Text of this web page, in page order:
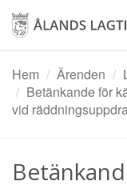
Hoppa
huvudinnehåll
Hem
Ärenden
Betänkande för
vid